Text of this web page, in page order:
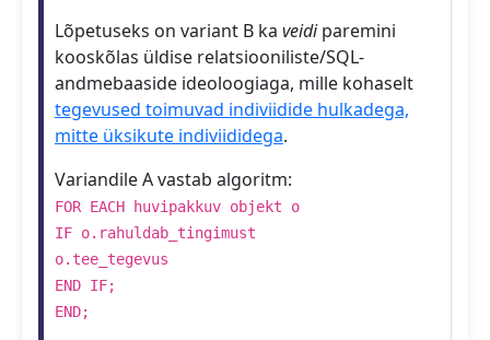
Lõpetuseks on variant B ka veidiparemini
kooskõlas üldise relatsiooniliste/SQL-
andmebaaside ideoloogiaga, mille kohaselt
tegevused toimuvad indiviidide hulkadega,
mitte üksikute indiviididega.
Variandile A vastab algoritm:
FOR EACH huvipakkuv objekt o
IF o.rahuldab_tingimust
o.tee_tegevus
END IF;
END;